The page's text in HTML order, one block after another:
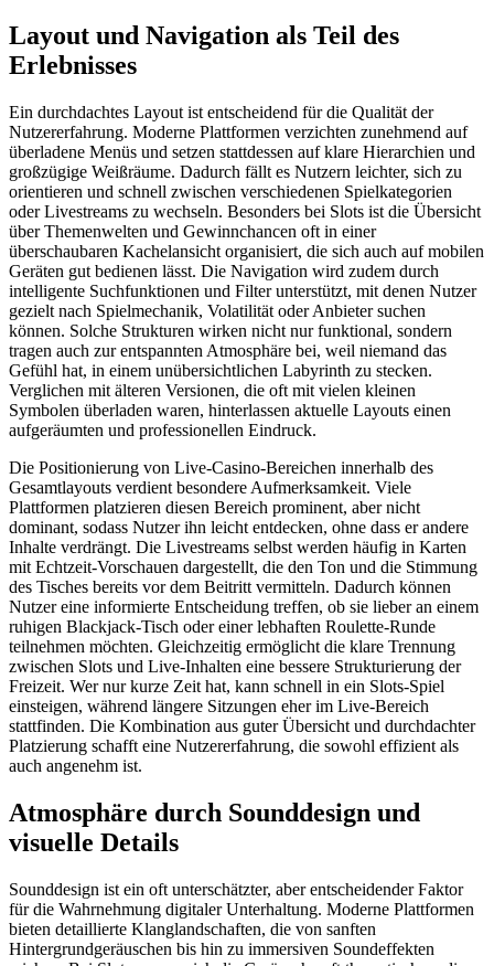
Layout und Navigation als Teil des
Erlebnisses
Ein durchdachtes Layout ist entscheidend für die Qualität der
Nutzererfahrung. Moderne Plattformen verzichten zunehmend auf
überladene Menüs und setzen stattdessen auf klare Hierarchien und
großzügige Weißräume. Dadurch fällt es Nutzern leichter, sich zu
orientieren und schnell zwischen verschiedenen Spielkategorien
oder Livestreams zu wechseln. Besonders bei Slots ist die Übersicht
über Themenwelten und Gewinnchancen oft in einer
überschaubaren Kachelansicht organisiert, die sich auch auf mobilen
Geräten gut bedienen lässt. Die Navigation wird zudem durch
intelligente Suchfunktionen und Filter unterstützt, mit denen Nutzer
gezielt nach Spielmechanik, Volatilität oder Anbieter suchen
können. Solche Strukturen wirken nicht nur funktional, sondern
tragen auch zur entspannten Atmosphäre bei, weil niemand das
Gefühl hat, in einem unübersichtlichen Labyrinth zu stecken.
Verglichen mit älteren Versionen, die oft mit vielen kleinen
Symbolen überladen waren, hinterlassen aktuelle Layouts einen
aufgeräumten und professionellen Eindruck.
Die Positionierung von Live-Casino-Bereichen innerhalb des
Gesamtlayouts verdient besondere Aufmerksamkeit. Viele
Plattformen platzieren diesen Bereich prominent, aber nicht
dominant, sodass Nutzer ihn leicht entdecken, ohne dass er andere
Inhalte verdrängt. Die Livestreams selbst werden häufig in Karten
mit Echtzeit-Vorschauen dargestellt, die den Ton und die Stimmung
des Tisches bereits vor dem Beitritt vermitteln. Dadurch können
Nutzer eine informierte Entscheidung treffen, ob sie lieber an einem
ruhigen Blackjack-Tisch oder einer lebhaften Roulette-Runde
teilnehmen möchten. Gleichzeitig ermöglicht die klare Trennung
zwischen Slots und Live-Inhalten eine bessere Strukturierung der
Freizeit. Wer nur kurze Zeit hat, kann schnell in ein Slots-Spiel
einsteigen, während längere Sitzungen eher im Live-Bereich
stattfinden. Die Kombination aus guter Übersicht und durchdachter
Platzierung schafft eine Nutzererfahrung, die sowohl effizient als
auch angenehm ist.
Atmosphäre durch Sounddesign und
visuelle Details
Sounddesign ist ein oft unterschätzter, aber entscheidender Faktor
für die Wahrnehmung digitaler Unterhaltung. Moderne Plattformen
bieten detaillierte Klanglandschaften, die von sanften
Hintergrundgeräuschen bis hin zu immersiven Soundeffekten